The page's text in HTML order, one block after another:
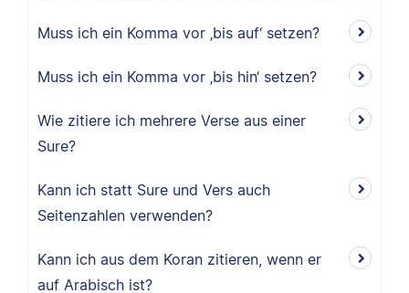
Muss ich ein Komma vor ‚bis auf‘ setzen?
Muss ich ein Komma vor ‚bis hin‘ setzen?
Wie zitiere ich mehrere Verse aus einer
Sure?
Kann ich statt Sure und Vers auch
Seitenzahlen verwenden?
Kann ich aus dem Koran zitieren, wenn er
auf Arabisch ist?